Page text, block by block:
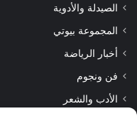
الصيدلة والأدوية
المجموعة بيوتي
أخبار الرياضة
فن ونجوم
الأدب والشعر